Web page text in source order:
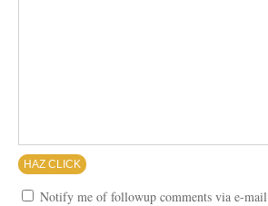
Notify me of followup comments via e-mail